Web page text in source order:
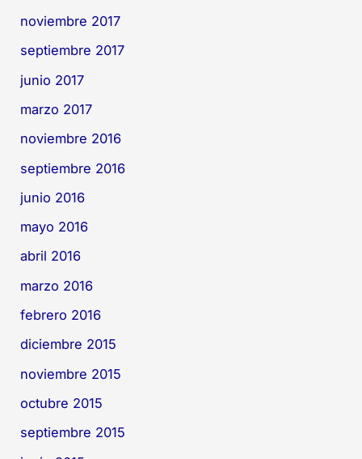
noviembre 2017
septiembre 2017
junio 2017
marzo 2017
noviembre 2016
septiembre 2016
junio 2016
mayo 2016
abril 2016
marzo 2016
febrero 2016
diciembre 2015
noviembre 2015
octubre 2015
septiembre 2015